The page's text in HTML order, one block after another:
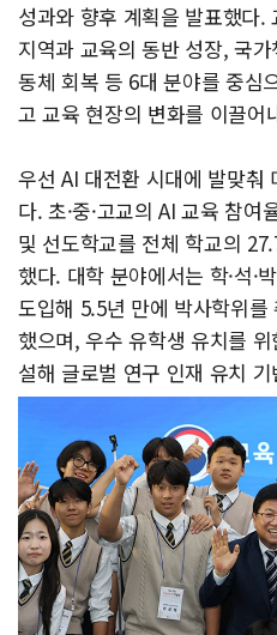
성과와 향후 계획을 발표했다.
지역과 교육의 동반 성장, 국
동체 회복 등 6대 분야를 중심
고 교육 현장의 변화를 이끌어
우선 AI 대전환 시대에 발맞춰
다. 초·중·고교의 AI 교육 참
및 선도학교를 전체 학교의
했다. 대학 분야에서는 학·석·
도입해 5.5년 만에 박사학위
했으며, 우수 유학생 유치를
설해 글로벌 연구 인재 유치